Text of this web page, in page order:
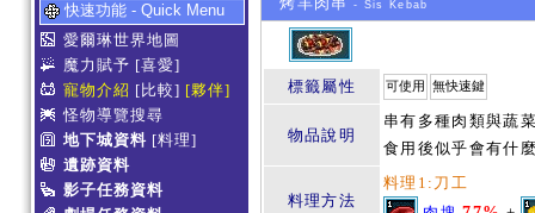
快速功能 - Quick Menu
愛爾琳世界地圖
魔力賦予 [喜愛]
寵物介紹 [比較] [夥伴]
怪物導覽搜尋
地下城資料 [料理]
遺跡資料
影子任務資料
- Sis Kebab
標籤屬性 可使用 無快速鍵
物品說明
串有多種肉類與蔬
食用後似乎會有什
料理方法
料理1:刀工